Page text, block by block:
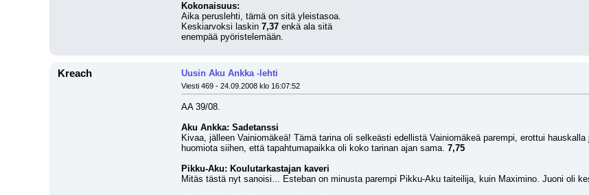
Kokonaisuus:
Aika peruslehti, tämä on sitä yleistasoa.
Keskiarvoksi laskin 7,37 enkä ala sitä
enempää pyöristelemään.
Kreach Uusin Aku Ankka -lehti
Viesti 469 - 24.09.2008 klo 16:07:52
AA 39/08.
Aku Ankka: Sadetanssi
Kivaa, jälleen Vainiomäkeä! Tämä tarina oli selkeästi edellistä Vainiomäkeä parempi, erottui
huomiota siihen, että tapahtumapaikka oli koko tarinan ajan sama. 7,75
Pikku-Aku: Koulutarkastajan kaveri
Mitäs tästä nyt sanoisi... Esteban on minusta parempi Pikku-Aku taiteilija, kuin Maximino. Juoni oli